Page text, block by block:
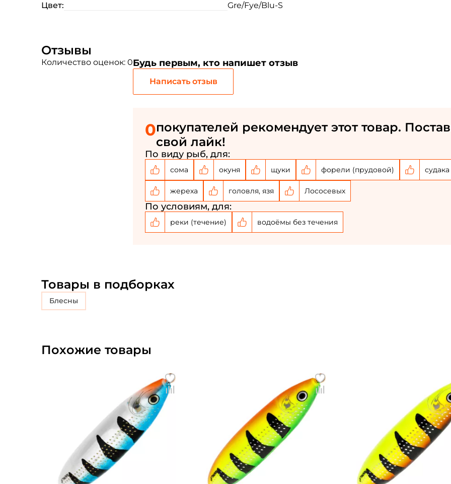
Цвет:
Gre/Fye/Blu-S
Отзывы
Количество оценок: 0Будь первым, кто напишет отзыв
Написать отзыв
0покупателей рекомендует этот товар.
свой лайк!
По виду рыб, для:
сома окуня щуки форели (прудовой) судака
жереха головля, язя Лососевых
По условиям, для:
реки (течение) водоёмы без течения
Товары в подборках
блесны
Похожие товары
Email: *
Придумайте пароль: *
Заполняя данную форму вы соглашаетесь на